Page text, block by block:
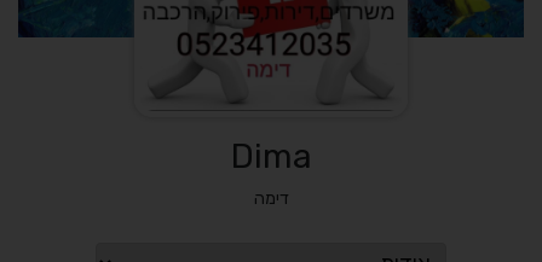
Dima
דימה